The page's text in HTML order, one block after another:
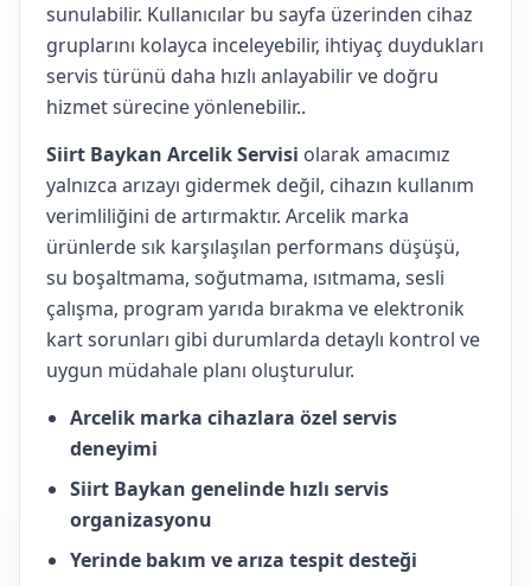
sunulabilir. Kullanıcılar bu sayfa üzerinden cihaz
gruplarını kolayca inceleyebilir, ihtiyaç duydukları
servis türünü daha hızlı anlayabilir ve doğru
hizmet sürecine yönlenebilir..
Siirt Baykan Arcelik Servisi olarak amacımız
yalnızca arızayı gidermek değil, cihazın kullanım
verimliliğini de artırmaktır. Arcelik marka
ürünlerde sık karşılaşılan performans düşüşü,
su boşaltmama, soğutmama, ısıtmama, sesli
çalışma, program yarıda bırakma ve elektronik
kart sorunları gibi durumlarda detaylı kontrol ve
uygun müdahale planı oluşturulur.
Arcelik marka cihazlara özel servis
deneyimi
Siirt Baykan genelinde hızlı servis
organizasyonu
Yerinde bakım ve arıza tespit desteği